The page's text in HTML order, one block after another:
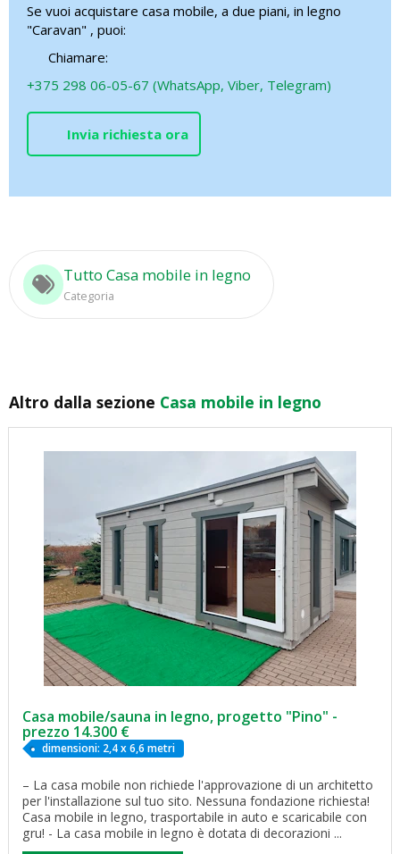
Se vuoi acquistare casa mobile, a due piani, in legno
"Caravan" , puoi:
Chiamare:
+375 298 06-05-67 (WhatsApp, Viber, Telegram)
Invia richiesta ora
Tutto Casa mobile in legno
Categoria
Altro dalla sezione Casa mobile in legno
Casa mobile/sauna in legno, progetto "Pino" -
prezzo 14.300 €
dimensioni: 2,4 x 6,6 metri
– La casa mobile non richiede l'approvazione di un architetto
per l'installazione sul tuo sito. Nessuna fondazione richiesta!
Casa mobile in legno, trasportabile in auto e scaricabile con
gru! - La casa mobile in legno è dotata di decorazioni ...